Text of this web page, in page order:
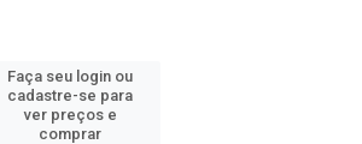
Faça seu login ou
cadastre-se para
ver preços e
comprar